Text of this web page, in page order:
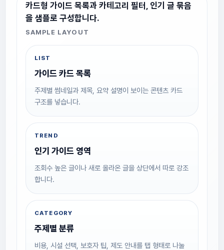
카드형 가이드 목록과 카테고리 필터, 인기 글 묶음
을 샘플로 구성합니다.
SAMPLE LAYOUT
LIST
가이드 카드 목록
주제별 썸네일과 제목, 요약 설명이 보이는 콘텐츠 카드
구조를 넣습니다.
TREND
인기 가이드 영역
조회수 높은 글이나 새로 올라온 글을 상단에서 따로 강조
합니다.
CATEGORY
주제별 분류
비용, 시설 선택, 보호자 팁, 제도 안내를 탭 형태로 나눌